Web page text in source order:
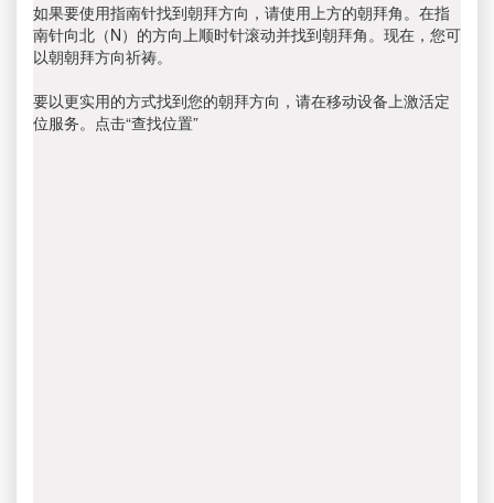
如果要使用指南针找到朝拜方向，请使用上方的朝拜角。在指
南针向北（N）的方向上顺时针滚动并找到朝拜角。现在，您可
以朝朝拜方向祈祷。
要以更实用的方式找到您的朝拜方向，请在移动设备上激活定
位服务。点击“查找位置”